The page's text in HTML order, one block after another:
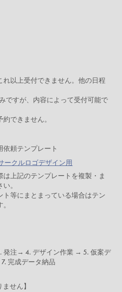
れ以上受付できません。他の日程
ですが、内容によって受付可能で
できません。
依頼テンプレート
ークルロゴデザイン用
上記のテンプレートを複製・ま
。
等にまとまっている場合はテン
発注→ 4. デザイン作業 → 5. 仮案デ
完成データ納品
せん】